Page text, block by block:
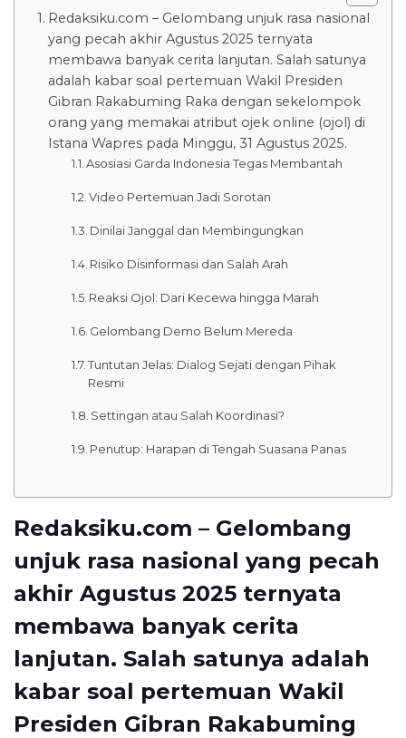
Redaksiku.com – Gelombang unjuk rasa nasional
yang pecah akhir Agustus 2025 ternyata
membawa banyak cerita lanjutan. Salah satunya
adalah kabar soal pertemuan Wakil Presiden
Gibran Rakabuming Raka dengan sekelompok
orang yang memakai atribut ojek online (ojol) di
Istana Wapres pada Minggu, 31 Agustus 2025.
Asosiasi Garda Indonesia Tegas Membantah
Video Pertemuan Jadi Sorotan
Dinilai Janggal dan Membingungkan
Risiko Disinformasi dan Salah Arah
Reaksi Ojol: Dari Kecewa hingga Marah
Gelombang Demo Belum Mereda
Tuntutan Jelas: Dialog Sejati dengan Pihak
Resmi
Settingan atau Salah Koordinasi?
Penutup: Harapan di Tengah Suasana Panas
Redaksiku.com – Gelombang
unjuk rasa nasional yang pecah
akhir Agustus 2025 ternyata
membawa banyak cerita
lanjutan. Salah satunya adalah
kabar soal pertemuan Wakil
Presiden Gibran Rakabuming